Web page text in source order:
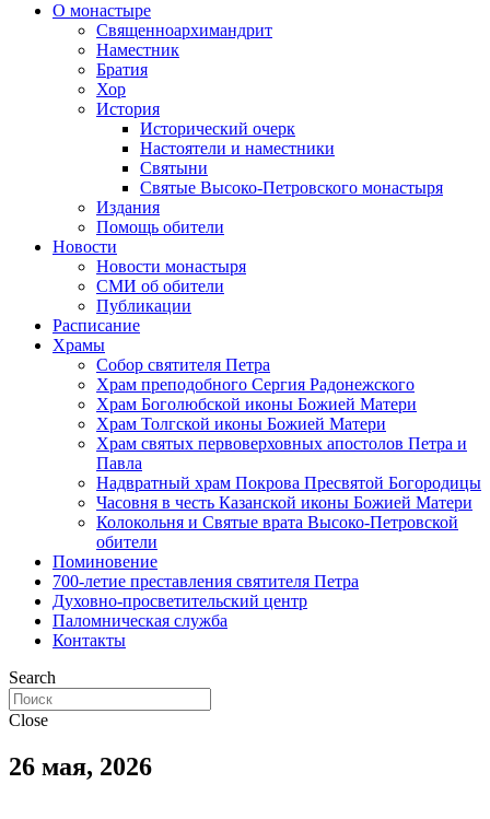
О монастыре
Священноархимандрит
Наместник
Братия
Хор
История
Исторический очерк
Настоятели и наместники
Святыни
Святые Высоко-Петровского монастыря
Издания
Помощь обители
Новости
Новости монастыря
СМИ об обители
Публикации
Расписание
Храмы
Собор святителя Петра
Храм преподобного Сергия Радонежского
Храм Боголюбской иконы Божией Матери
Храм Толгской иконы Божией Матери
Храм святых первоверховных апостолов Петра и
Павла
Надвратный храм Покрова Пресвятой Богородицы
Часовня в честь Казанской иконы Божией Матери
Колокольня и Святые врата Высоко-Петровской
обители
Поминовение
700-летие преставления святителя Петра
Духовно-просветительский центр
Паломническая служба
Контакты
Search
Close
26 мая, 2026